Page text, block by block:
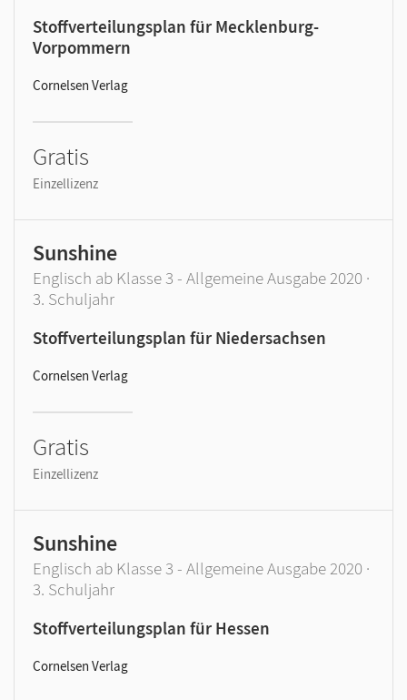
Stoffverteilungsplan für Mecklenburg-
Vorpommern
Cornelsen Verlag
Gratis
Einzellizenz
Sunshine
Englisch ab Klasse 3 - Allgemeine Ausgabe 2020 ·
3. Schuljahr
Stoffverteilungsplan für Niedersachsen
Cornelsen Verlag
Gratis
Einzellizenz
Sunshine
Englisch ab Klasse 3 - Allgemeine Ausgabe 2020 ·
3. Schuljahr
Stoffverteilungsplan für Hessen
Cornelsen Verlag